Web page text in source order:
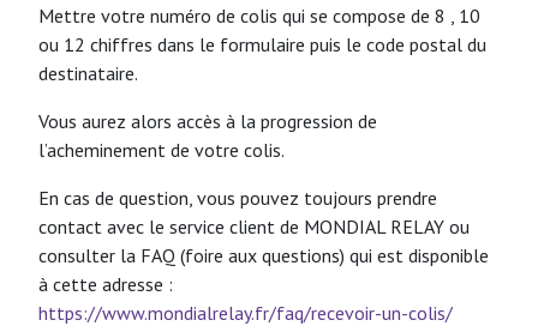
Mettre votre numéro de colis qui se compose de 8 , 10
ou 12 chiffres dans le formulaire puis le code postal du
destinataire.
Vous aurez alors accès à la progression de
l’acheminement de votre colis.
En cas de question, vous pouvez toujours prendre
contact avec le service client de MONDIAL RELAY ou
consulter la FAQ (foire aux questions) qui est disponible
à cette adresse :
https://www.mondialrelay.fr/faq/recevoir-un-colis/